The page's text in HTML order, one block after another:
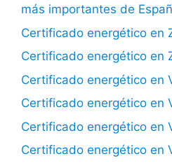
más importantes de
Certificado energético en
Certificado energético en
Certificado energético en
Certificado energético en
Certificado energético en
Certificado energético en